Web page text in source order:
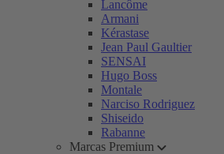
Lancôme
Armani
Kérastase
Jean Paul Gaultier
SENSAI
Hugo Boss
Montale
Narciso Rodriguez
Shiseido
Rabanne
Marcas Premium